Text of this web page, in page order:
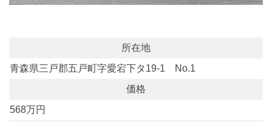
所在地
青森県三戸郡五戸町字愛宕下タ19-1 No.1
価格
568万円